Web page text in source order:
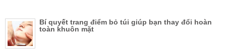
Bí quyết trang điểm bỏ túi giúp bạn thay đổi hoàn
toàn khuôn mặt